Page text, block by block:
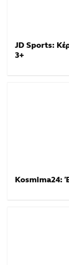
JD Sports:
3+
Kosmima24: